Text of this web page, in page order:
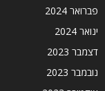
פברואר 2024
ינואר 2024
דצמבר 2023
נובמבר 2023